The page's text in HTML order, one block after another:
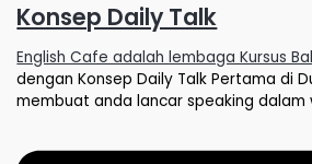
Konsep Daily Talk
English Cafe adalah lembaga Kursus
dengan Konsep Daily Talk Pertama di
membuat anda lancar speaking dalam